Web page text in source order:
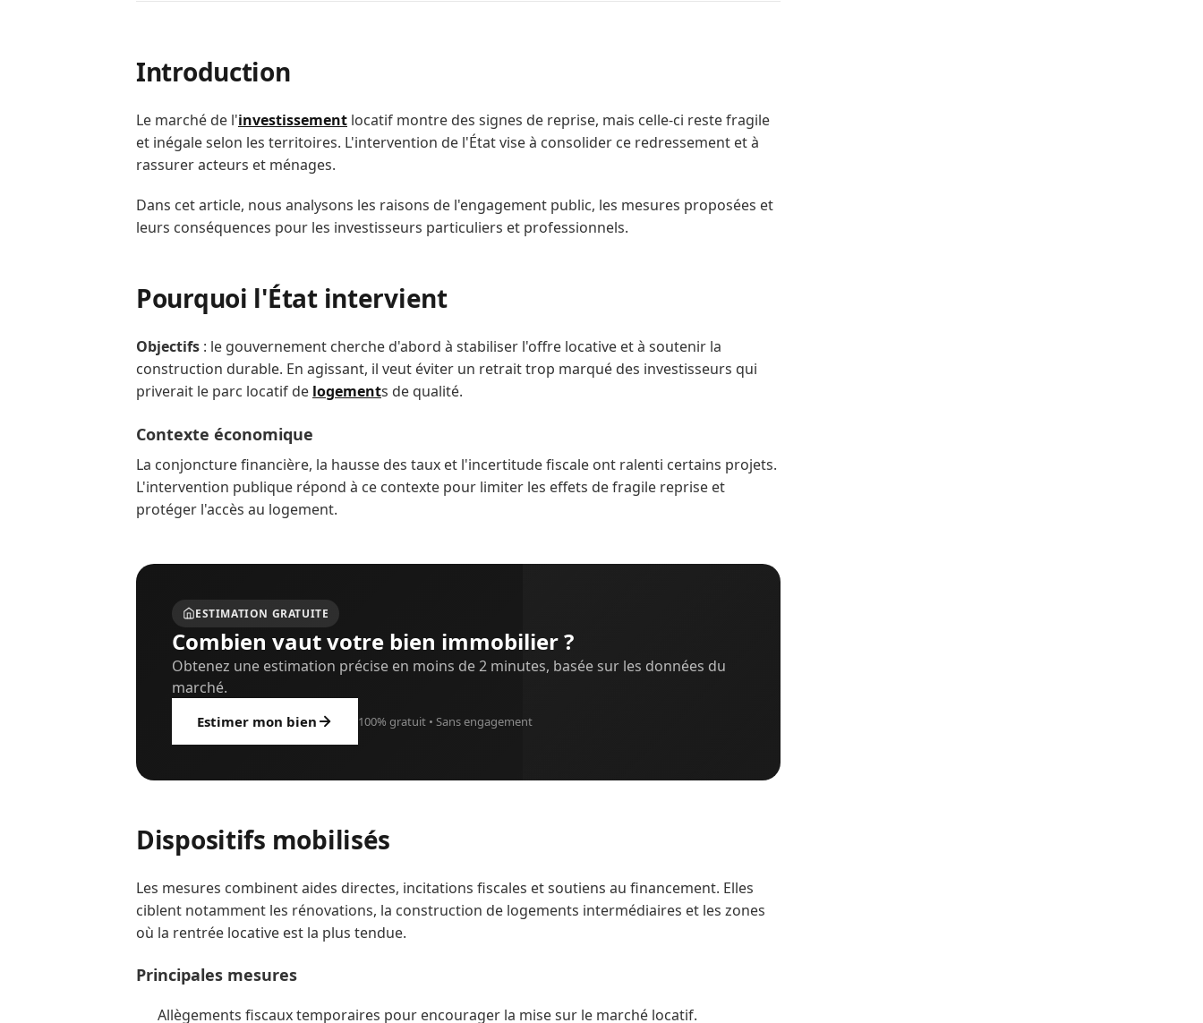
Introduction
Le marché de l'investissement locatif montre des signes de reprise, mais celle-ci reste fragile
et inégale selon les territoires. L'intervention de l'État vise à consolider ce redressement et à
rassurer acteurs et ménages.
Dans cet article, nous analysons les raisons de l'engagement public, les mesures proposées et
leurs conséquences pour les investisseurs particuliers et professionnels.
Pourquoi l'État intervient
Objectifs : le gouvernement cherche d'abord à stabiliser l'offre locative et à soutenir la
construction durable. En agissant, il veut éviter un retrait trop marqué des investisseurs qui
priverait le parc locatif de logements de qualité.
Contexte économique
La conjoncture financière, la hausse des taux et l'incertitude fiscale ont ralenti certains projets.
L'intervention publique répond à ce contexte pour limiter les effets de fragile reprise et
protéger l'accès au logement.
ESTIMATION GRATUITE
Combien vaut votre bien immobilier ?
Obtenez une estimation précise en moins de 2 minutes, basée sur les données du
marché.
Estimer mon bien 100% gratuit • Sans engagement
Dispositifs mobilisés
Les mesures combinent aides directes, incitations fiscales et soutiens au financement. Elles
ciblent notamment les rénovations, la construction de logements intermédiaires et les zones
où la rentrée locative est la plus tendue.
Principales mesures
Allègements fiscaux temporaires pour encourager la mise sur le marché locatif.